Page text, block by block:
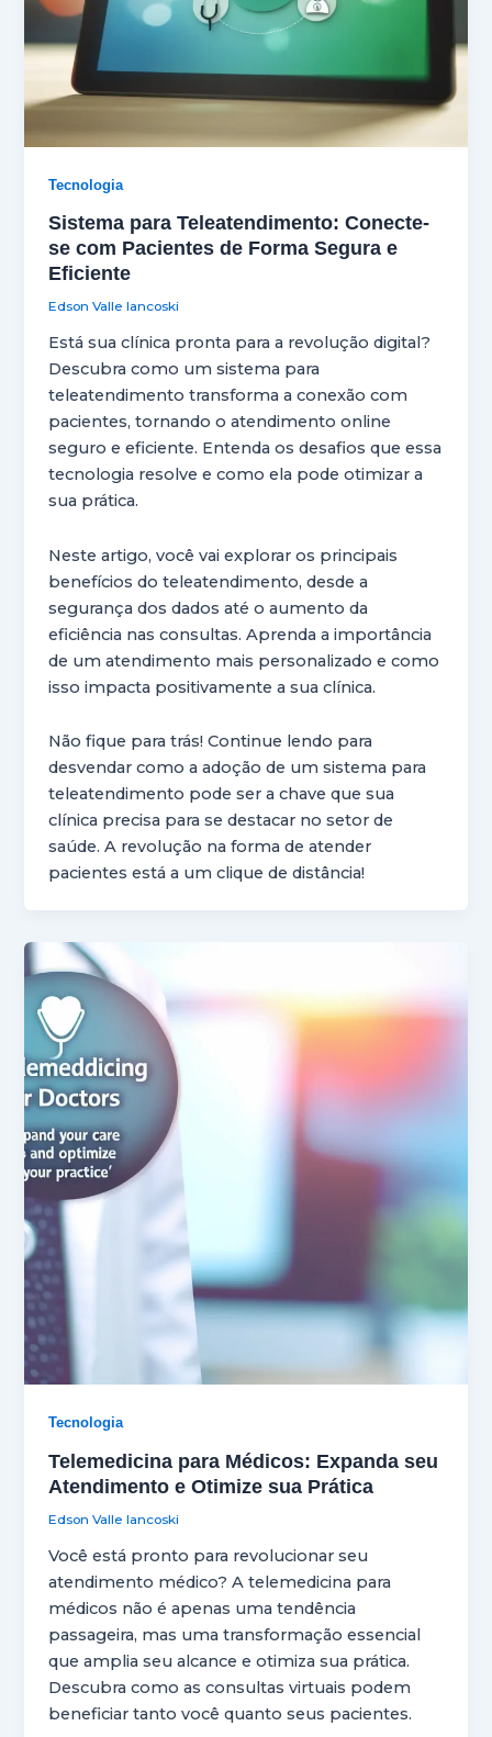
Tecnologia
Sistema para Teleatendimento: Conecte-
se com Pacientes de Forma Segura e
Eficiente
Edson Valle Iancoski
Está sua clínica pronta para a revolução digital?
Descubra como um sistema para
teleatendimento transforma a conexão com
pacientes, tornando o atendimento online
seguro e eficiente. Entenda os desafios que essa
tecnologia resolve e como ela pode otimizar a
sua prática.
Neste artigo, você vai explorar os principais
benefícios do teleatendimento, desde a
segurança dos dados até o aumento da
eficiência nas consultas. Aprenda a importância
de um atendimento mais personalizado e como
isso impacta positivamente a sua clínica.
Não fique para trás! Continue lendo para
desvendar como a adoção de um sistema para
teleatendimento pode ser a chave que sua
clínica precisa para se destacar no setor de
saúde. A revolução na forma de atender
pacientes está a um clique de distância!
Tecnologia
Telemedicina para Médicos: Expanda seu
Atendimento e Otimize sua Prática
Edson Valle Iancoski
Você está pronto para revolucionar seu
atendimento médico? A telemedicina para
médicos não é apenas uma tendência
passageira, mas uma transformação essencial
que amplia seu alcance e otimiza sua prática.
Descubra como as consultas virtuais podem
beneficiar tanto você quanto seus pacientes.